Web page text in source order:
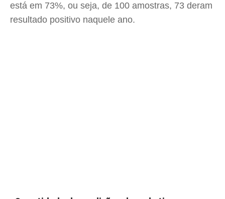
está em 73%, ou seja, de 100 amostras, 73 deram
resultado positivo naquele ano.